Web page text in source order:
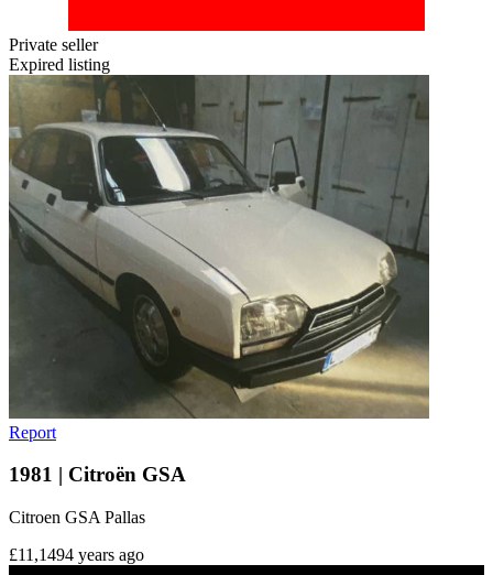
Private seller
Expired listing
Report
1981 | Citroën GSA
Citroen GSA Pallas
£11,1494 years ago